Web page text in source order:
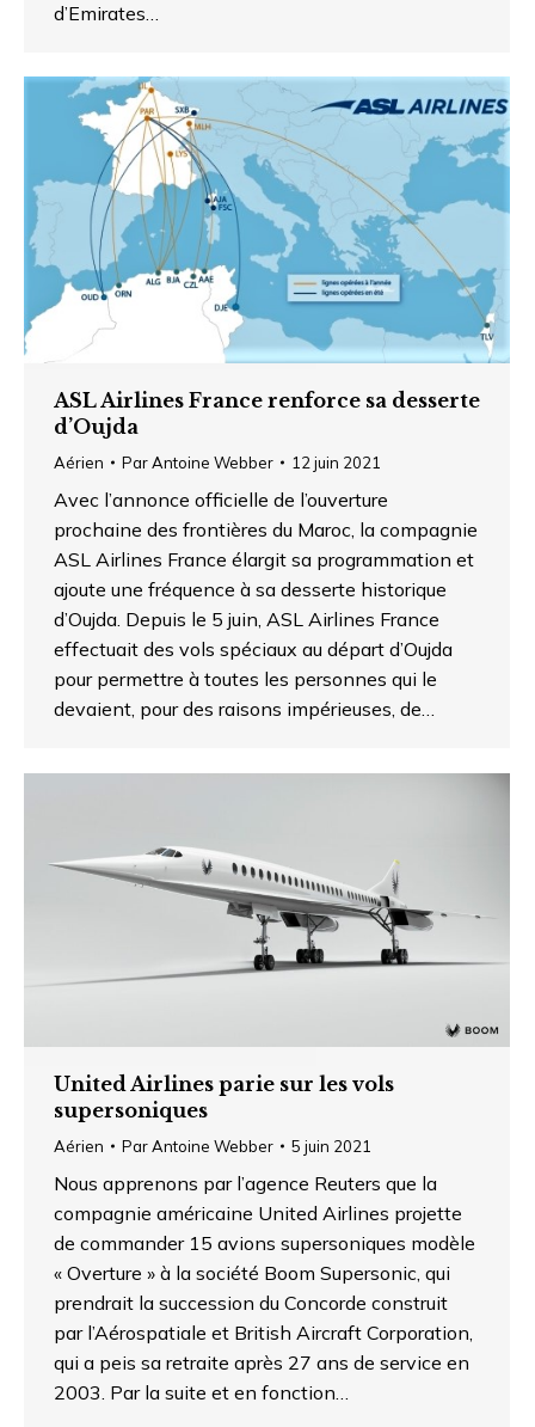
d’Emirates…
ASL Airlines France renforce sa desserte
d’Oujda
Aérien ParAntoine Webber 12 juin 2021
Avec l’annonce officielle de l’ouverture
prochaine des frontières du Maroc, la compagnie
ASL Airlines France élargit sa programmation et
ajoute une fréquence à sa desserte historique
d’Oujda. Depuis le 5 juin, ASL Airlines France
effectuait des vols spéciaux au départ d’Oujda
pour permettre à toutes les personnes qui le
devaient, pour des raisons impérieuses, de…
United Airlines parie sur les vols
supersoniques
Aérien ParAntoine Webber 5 juin 2021
Nous apprenons par l’agence Reuters que la
compagnie américaine United Airlines projette
de commander 15 avions supersoniques modèle
« Overture » à la société Boom Supersonic, qui
prendrait la succession du Concorde construit
par l’Aérospatiale et British Aircraft Corporation,
qui a peis sa retraite après 27 ans de service en
2003. Par la suite et en fonction…